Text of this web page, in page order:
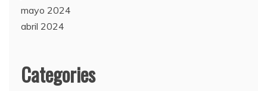
mayo 2024
abril 2024
Categories